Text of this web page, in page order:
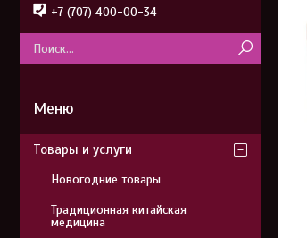
+7 (707) 400-00-34
Товары и услуги
Новогодние товары
Традиционная китайская
медицина